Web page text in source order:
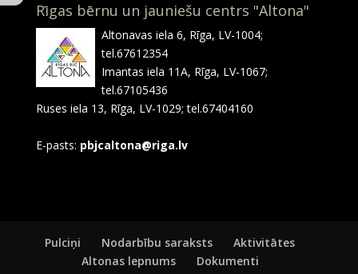
Rīgas bērnu un jauniešu centrs "Altona"
Altonavas iela 6, Rīga, LV-1004;
tel.67612354
Imantas iela 11A, Rīga, LV-1067;
tel.67105436
Ruses iela 13, Rīga, LV-1029; tel.67404160
E-pasts: pbjcaltona@riga.lv
Pulciņi Nodarbību saraksts
Aktivitātes
Altonas lepnums
Dokumenti